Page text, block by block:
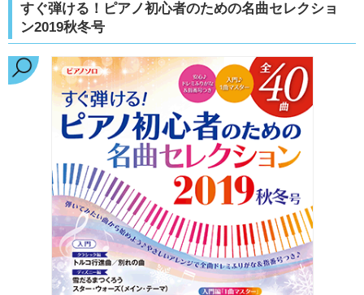
すぐ弾ける！ピアノ初心者のための名曲セレクショ
ン2019秋冬号